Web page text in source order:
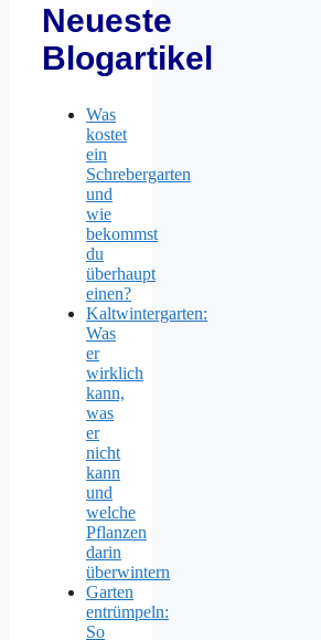
Neueste
Blogartikel
Was
kostet
ein
Schrebergarten
und
wie
bekommst
du
überhaupt
einen?
Kaltwintergarten:
Was
er
wirklich
kann,
was
er
nicht
kann
und
welche
Pflanzen
darin
überwintern
Garten
entrümpeln:
So